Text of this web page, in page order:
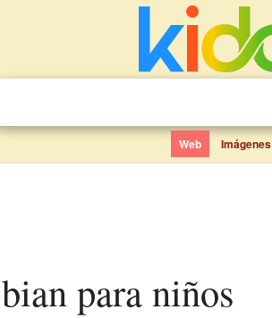
Web Imágenes
bian para niños